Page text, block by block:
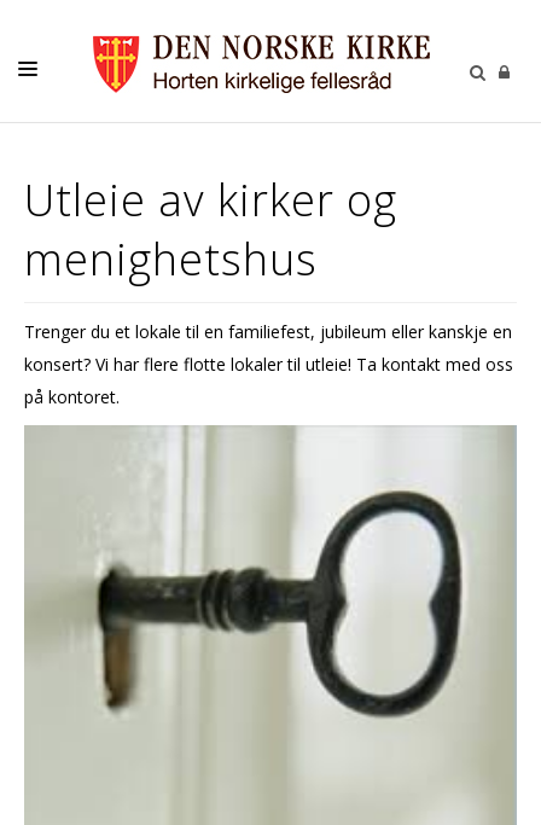
MENIGHETER
RÅD OG UTVALG
BARN OG UNGDOM
GRAVFERD
Utleie av kirker og
menighetshus
Trenger du et lokale til en familiefest, jubileum eller kanskje en
konsert? Vi har flere flotte lokaler til utleie! Ta kontakt med oss
på kontoret.